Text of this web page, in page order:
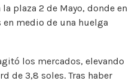
plaza 2 de Mayo, donde en
en medio de una huelga
los mercados, elevando
de 3,8 soles. Tras haber